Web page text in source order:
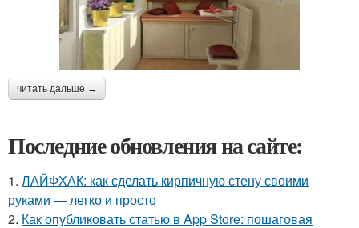
читать дальше →
Последние обновления на сайте:
1. ЛАЙФХАК: как сделать кирпичную стену своими
руками — легко и просто
2. Как опубликовать статью в App Store: пошаговая